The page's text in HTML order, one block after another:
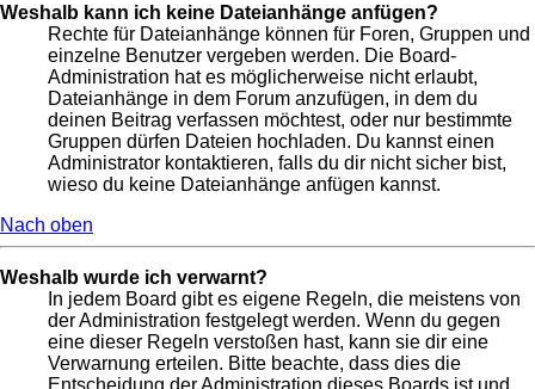
Weshalb kann ich keine Dateianhänge anfügen?
Rechte für Dateianhänge können für Foren, Gruppen und
einzelne Benutzer vergeben werden. Die Board-
Administration hat es möglicherweise nicht erlaubt,
Dateianhänge in dem Forum anzufügen, in dem du
deinen Beitrag verfassen möchtest, oder nur bestimmte
Gruppen dürfen Dateien hochladen. Du kannst einen
Administrator kontaktieren, falls du dir nicht sicher bist,
wieso du keine Dateianhänge anfügen kannst.
Nach oben
Weshalb wurde ich verwarnt?
In jedem Board gibt es eigene Regeln, die meistens von
der Administration festgelegt werden. Wenn du gegen
eine dieser Regeln verstoßen hast, kann sie dir eine
Verwarnung erteilen. Bitte beachte, dass dies die
Entscheidung der Administration dieses Boards ist und